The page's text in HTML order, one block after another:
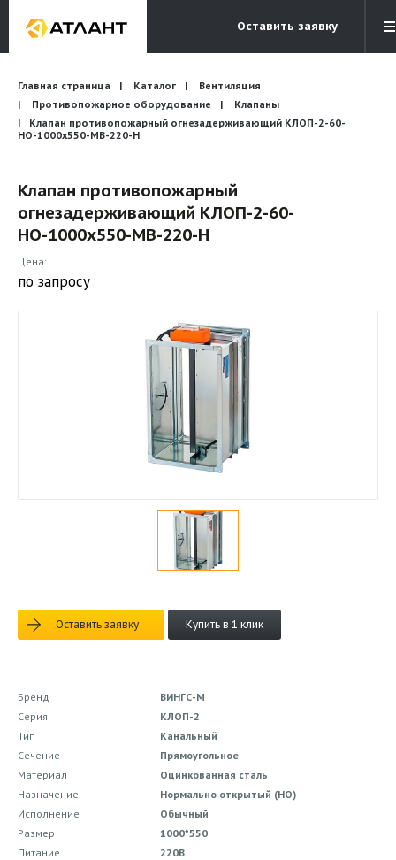
Оставить заявку
Электронная почта
info@atlantcompany.ru
Бесплатный звонок
8 (495) 532-45-07
Бренды
Каталоги
Бланки запросов
Главная страница Каталог
Вентиляция
Противопожарное оборудование
Клапаны
Клапан противопожарный огнезадерживающий КЛОП-2-60-
НО-1000х550-МВ-220-Н
Клапан противопожарный
огнезадерживающий КЛОП-2-60-
НО-1000х550-МВ-220-Н
Цена:
по запросу
Оставить заявку Купить в 1 клик
Бренд
ВИНГС-М
Серия
КЛОП-2
Тип
Канальный
Сечение
Прямоугольное
Материал
Оцинкованная сталь
Назначение
Нормально открытый (НО)
Исполнение
Обычный
Размер
1000*550
Питание
220В